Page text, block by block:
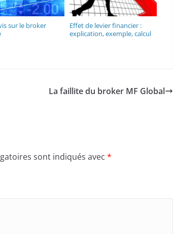
sur le broker
Effet de levier financier :
explication, exemple, calcul
La faillite du broker MF Global
sont indiqués avec *